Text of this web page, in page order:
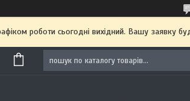
роботи сьогодні вихідний. Вашу заявку